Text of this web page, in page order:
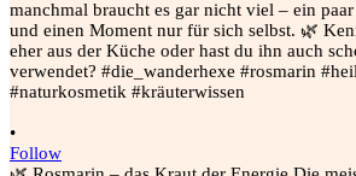
•
Follow